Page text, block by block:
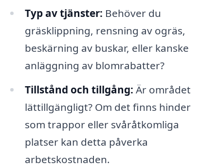
Typ av tjänster: Behöver du
gräsklippning, rensning av ogräs,
beskärning av buskar, eller kanske
anläggning av blomrabatter?
Tillstånd och tillgång: Är området
lättillgängligt? Om det finns hinder
som trappor eller svåråtkomliga
platser kan detta påverka
arbetskostnaden.